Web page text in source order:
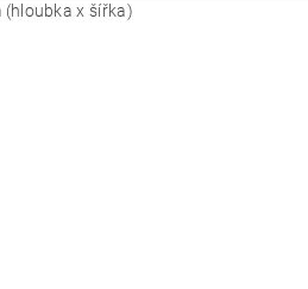
(hloubka x šířka)